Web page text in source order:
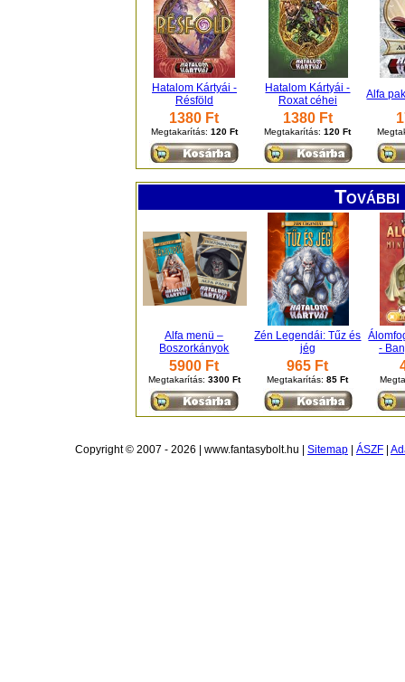
Hatalom Kártyái -
Résföld
Hatalom Kártyái -
Roxat céhei
Alfa
1380 Ft
Megtakarítás: 120 Ft
1380 Ft
Megtakarítás:120 Ft
Alfa menü –
Boszorkányok
Zén Legendái: Tűz és
jég
-
5900 Ft
Megtakarítás: 3300 Ft
965 Ft
Megtakarítás:85 Ft
Copyright © 2007 - 2026 | www.fantasybolt.hu | Sitemap ÁSZF